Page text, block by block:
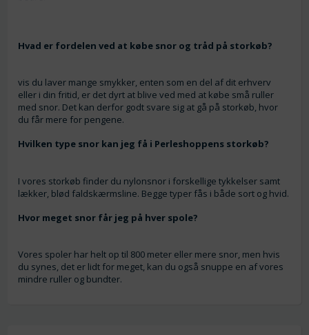
Hvad er fordelen ved at købe snor og tråd på storkøb?
vis du laver mange smykker, enten som en del af dit erhverv
eller i din fritid, er det dyrt at blive ved med at købe små ruller
med snor. Det kan derfor godt svare sig at gå på storkøb, hvor
du får mere for pengene.
Hvilken type snor kan jeg få i Perleshoppens storkøb?
I vores storkøb finder du nylonsnor i forskellige tykkelser samt
lækker, blød faldskærmsline. Begge typer fås i både sort og hvid.
Hvor meget snor får jeg på hver spole?
Vores spoler har helt op til 800 meter eller mere snor, men hvis
du synes, det er lidt for meget, kan du også snuppe en af vores
mindre ruller og bundter.